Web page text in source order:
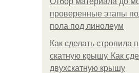
проверенные этапы
пола под линолеум
Как сделать стропила
скатную крышу. Как
двухскатную крышу